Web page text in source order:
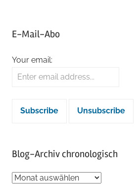
E-Mail-Abo
Your email:
Blog-Archiv chronologisch
Blog-